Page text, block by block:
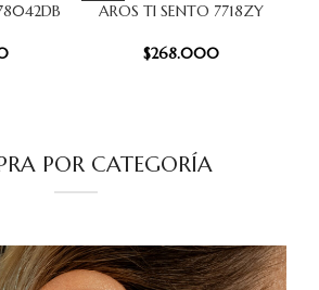
AROS TI SENTO 7718ZY
$268.000
POR CATEGORÍA